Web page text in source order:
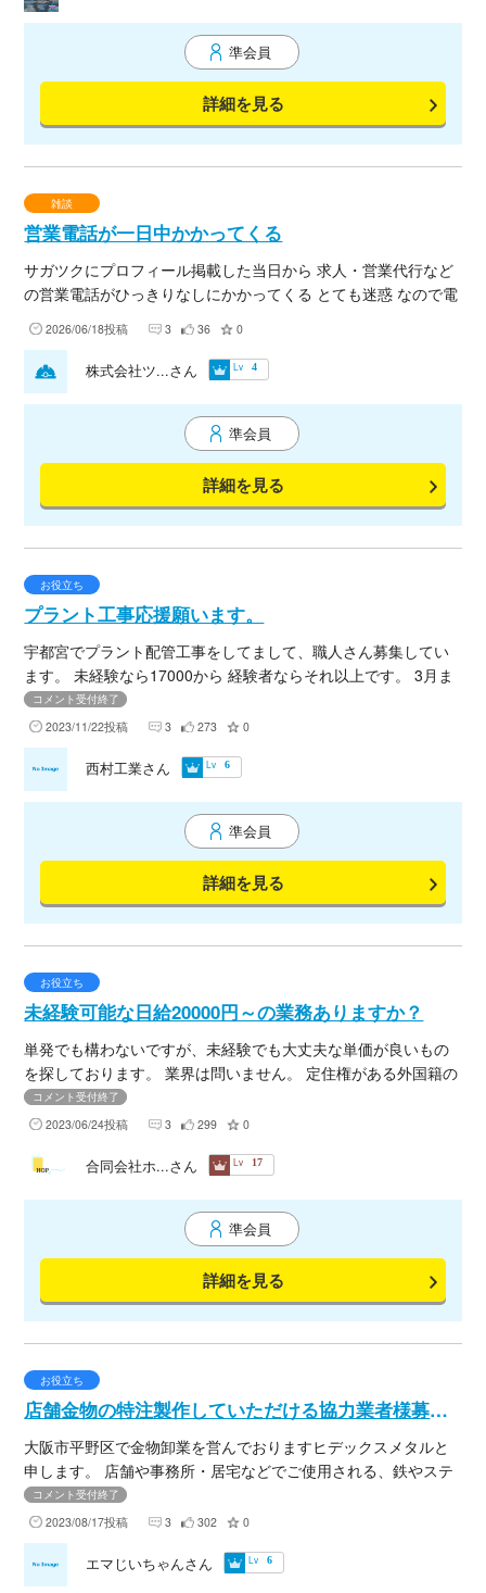
準会員
詳細を見る
雑談
営業電話が一日中かかってくる
サガツクにプロフィール掲載した当日から 求人・営業代行など
の営業電話がひっきりなしにかかってくる とても迷惑 なので電
気軽に連絡とれればと思い掲載しましたが 残念
2026/06/18投稿 3 36 0
準会員
詳細を見る
株式会社ツ...さん Lv 4
お役立ち
プラント工事応援願います。
宇都宮でプラント配管工事をしてまして、職人さん募集してい
ます。 未経験なら17000から 経験者ならそれ以上です。 3月ま
であります。 1から3名募集中です。
コメント受付終了
2023/11/22投稿 3 273 0
準会員
詳細を見る
西村工業さん Lv 6
お役立ち
未経験可能な日給20000円～の業務ありますか？
単発でも構わないですが、未経験でも大丈夫な単価が良いもの
を探しております。 業界は問いません。 定住権がある外国籍の
方が就労できるとなおありがたいです。 よろしくお願い致しま
す。
コメント受付終了
2023/06/24投稿 3 299 0
準会員
詳細を見る
合同会社ホ...さん Lv 17
お役立ち
店舗金物の特注製作していただける協力業者様募集です。
大阪市平野区で金物卸業を営んでおりますヒデックスメタルと
申します。 店舗や事務所・居宅などでご使用される、鉄やステ
ンレス商品の特注製作金物の販売をしておりますが現在お願い
いたしております協力業者様が年齢的に仕事が難しくなり、 今
回新たに、金物特注製作していただける業者様を捜しておりま
す。 商品を代表してお店のハンガー・ケース・ミラー枠・什
コメント受付終了
2023/08/17投稿 3 302 0
エマじいちゃんさん Lv 6